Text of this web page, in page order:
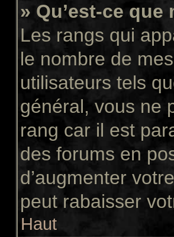
» Qu’est-ce
Les rangs qui
le nombre de
utilisateurs tels
général, vous ne
rang car il est
des forums en
d’augmenter
peut rabaisser
Haut